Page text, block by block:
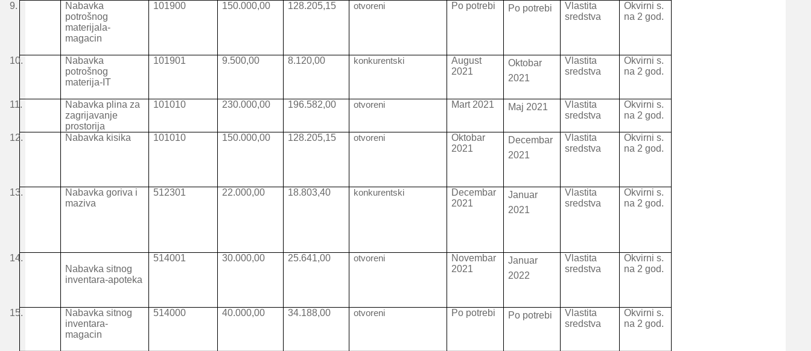
9.
Nabavka
potrošnog
materijala-
magacin
101900 150.000,00 128.205,15 otvoreni Po potrebi Po potrebi
Vlastita
sredstva
Okvirni s.
na 2 god.
10.
Nabavka
potrošnog
materija-IT
101901 9.500,00 8.120,00 konkurentski
August
2021
Oktobar
2021
Vlastita
sredstva
Okvirni s.
na 2 god.
11.
Nabavka plina za
zagrijavanje
prostorija
101010 230.000,00 196.582,00 otvoreni Mart 2021 Maj 2021
Vlastita
sredstva
Okvirni s.
na 2 god.
12. Nabavka kisika 101010 150.000,00 128.205,15 otvoreni
Oktobar
2021
Decembar
2021
Vlastita
sredstva
Okvirni s.
na 2 god.
13.
Nabavka goriva i
maziva
512301 22.000,00 18.803,40 konkurentski
Decembar
2021
Januar
2021
Vlastita
sredstva
Okvirni s.
na 2 god.
14.
Nabavka sitnog
inventara-apoteka
514001 30.000,00 25.641,00 otvoreni
Novembar
2021
Januar
2022
Vlastita
sredstva
Okvirni s.
na 2 god.
15.
Nabavka sitnog
inventara-
magacin
514000 40.000,00 34.188,00 otvoreni Po potrebi Po potrebi
Vlastita
sredstva
Okvirni s.
na 2 god.